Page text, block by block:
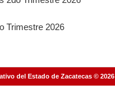
Trimestre 2026
del Estado de Zacatecas © 2026